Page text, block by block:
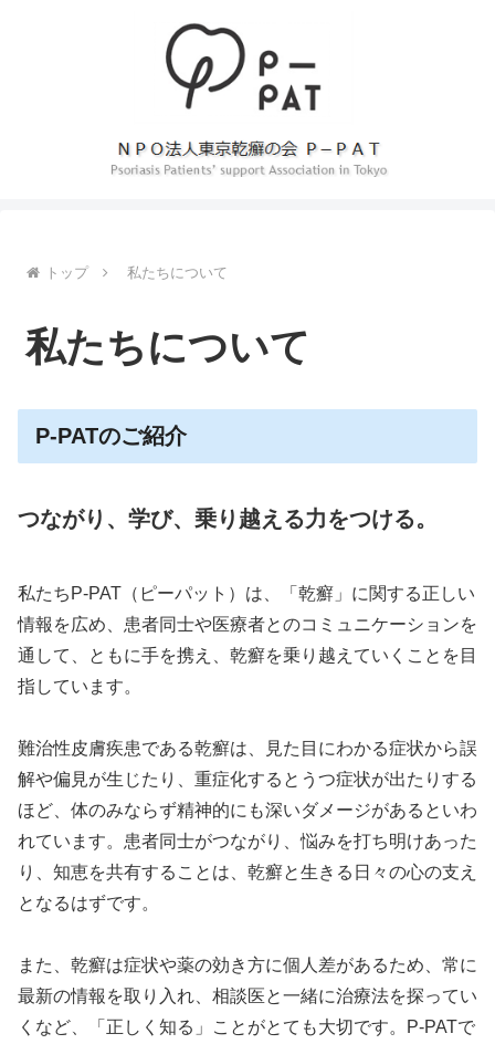
トップ 私たちについて
私たちについて
P-PATのご紹介
つながり、学び、乗り越える力をつける。
私たちP-PAT（ピーパット）は、「乾癬」に関する正しい
情報を広め、患者同士や医療者とのコミュニケーションを
通して、ともに手を携え、乾癬を乗り越えていくことを目
指しています。
難治性皮膚疾患である乾癬は、見た目にわかる症状から誤
解や偏見が生じたり、重症化するとうつ症状が出たりする
ほど、体のみならず精神的にも深いダメージがあるといわ
れています。患者同士がつながり、悩みを打ち明けあった
り、知恵を共有することは、乾癬と生きる日々の心の支え
となるはずです。
また、乾癬は症状や薬の効き方に個人差があるため、常に
最新の情報を取り入れ、相談医と一緒に治療法を探ってい
くなど、「正しく知る」ことがとても大切です。P-PATで